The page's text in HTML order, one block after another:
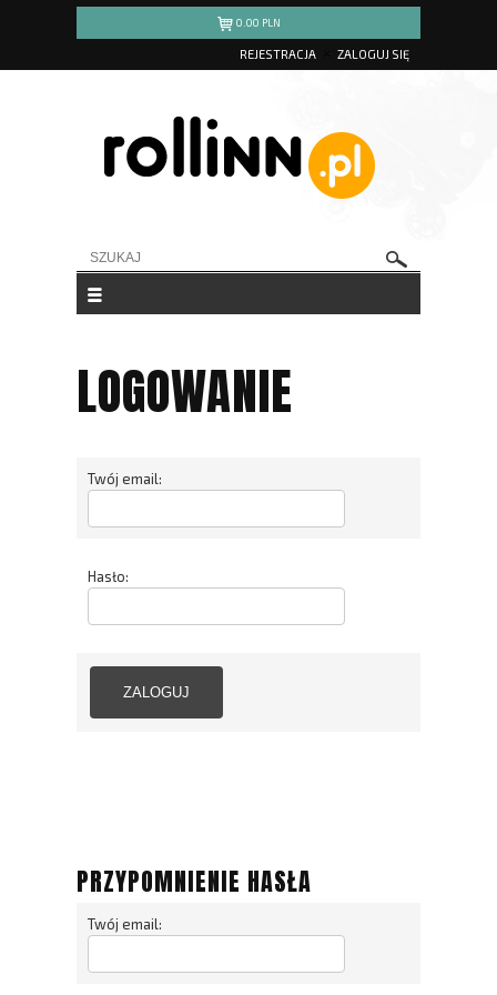
0.00 PLN
REJESTRACJA ZALOGUJ SIĘ
LOGOWANIE
Twój email:
Hasło:
ZALOGUJ
PRZYPOMNIENIE HASŁA
Twój email: